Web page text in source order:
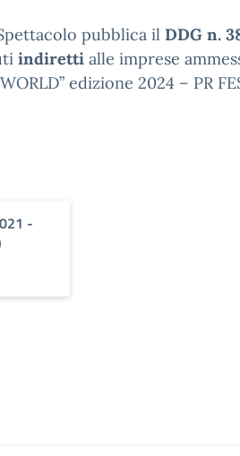
pubblica il DDG n.
indiretti alle imprese
edizione 2024 – PR
-